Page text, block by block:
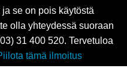
se on pois käytöstä
olla yhteydessä suoraan
31 400 520. Tervetuloa
tämä ilmoitus